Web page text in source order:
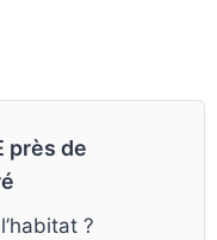
près de
?